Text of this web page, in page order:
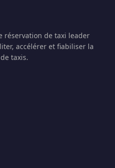
réservation de taxi leader
accélérer et fiabiliser la
taxis.